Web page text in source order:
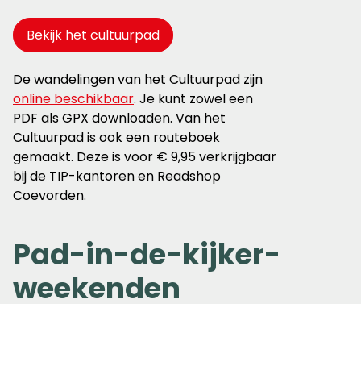
Bekijk het cultuurpad
De wandelingen van het Cultuurpad zijn
online beschikbaar. Je kunt zowel een
PDF als GPX downloaden. Van het
Cultuurpad is ook een routeboek
gemaakt. Deze is voor € 9,95 verkrijgbaar
bij de TIP-kantoren en Readshop
Coevorden.
Pad-in-de-kijker-
weekenden